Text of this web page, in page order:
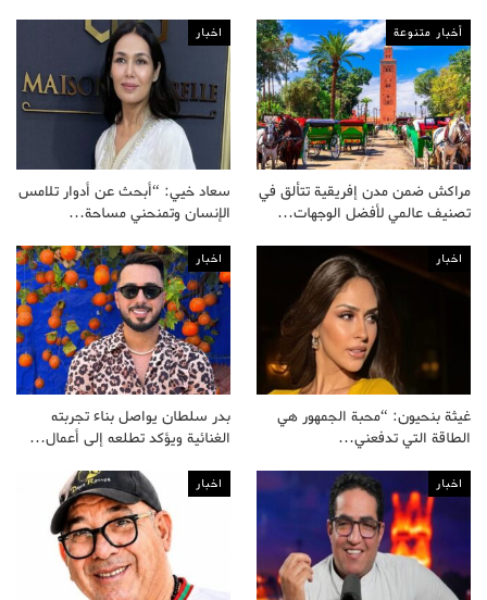
أخبار متنوعة
مراكش ضمن مدن إفريقية تتألق في
تصنيف عالمي لأفضل الوجهات…
اخبار
سعاد خيي: “أبحث عن أدوار تلامس
الإنسان وتمنحني مساحة…
اخبار
غيثة بنحيون: “محبة الجمهور هي
الطاقة التي تدفعني…
اخبار
بدر سلطان يواصل بناء تجربته
الغنائية ويؤكد تطلعه إلى أعمال…
اخبار اخبار